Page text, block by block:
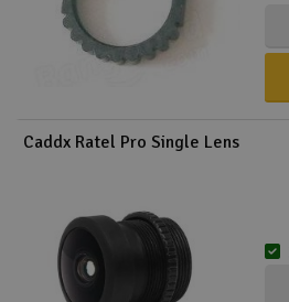
Slot racing
Smarthjem, leg og
Solenergi
Værktøj, udstyr og
Gavekort
Caddx Ratel Pro Single Lens